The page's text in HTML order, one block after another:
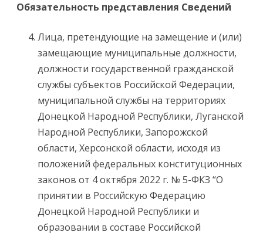
Обязательность представления Сведений
Лица, претендующие на замещение и (или)
замещающие муниципальные должности,
должности государственной гражданской
службы субъектов Российской Федерации,
муниципальной службы на территориях
Донецкой Народной Республики, Луганской
Народной Республики, Запорожской
области, Херсонской области, исходя из
положений федеральных конституционных
законов от 4 октября 2022 г. № 5-ФКЗ “О
принятии в Российскую Федерацию
Донецкой Народной Республики и
образовании в составе Российской